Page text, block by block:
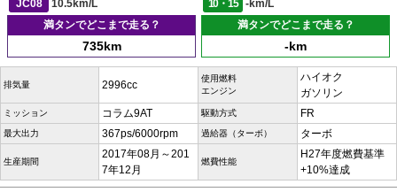
JC08
10.5km/L 10・15
-km/L
満タンでどこまで走る？
735km
満タンでどこまで走る？
-km
排気量 2996cc
使用燃料
エンジン
ハイオク
ガソリン
ミッション コラム9AT 駆動方式 FR
最大出力 367ps/6000rpm 過給器（ターボ） ターボ
生産期間
2017年08月～201
7年12月
燃費性能
H27年度燃費基準
+10%達成